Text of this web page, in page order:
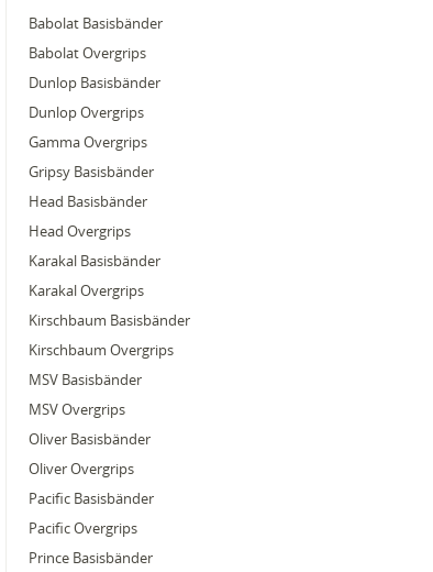
Babolat Basisbänder
Babolat Overgrips
Dunlop Basisbänder
Dunlop Overgrips
Gamma Overgrips
Gripsy Basisbänder
Head Basisbänder
Head Overgrips
Karakal Basisbänder
Karakal Overgrips
Kirschbaum Basisbänder
Kirschbaum Overgrips
MSV Basisbänder
MSV Overgrips
Oliver Basisbänder
Oliver Overgrips
Pacific Basisbänder
Pacific Overgrips
Prince Basisbänder